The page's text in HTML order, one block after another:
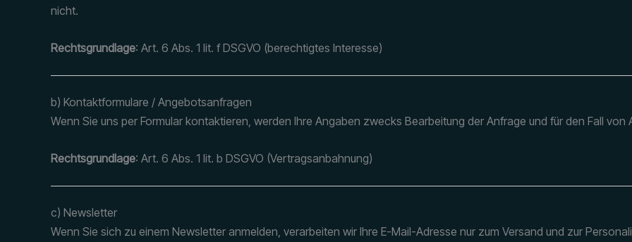
nicht.
Rechtsgrundlage: Art. 6 Abs. 1 lit. f DSGVO (berechtigtes Interesse)
b) Kontaktformulare / Angebotsanfragen
Wenn Sie uns per Formular kontaktieren, werden Ihre Angaben zwecks Bearbeitung der Anfrage und für den Fall
Rechtsgrundlage: Art. 6 Abs. 1 lit. b DSGVO (Vertragsanbahnung)
c) Newsletter
Wenn Sie sich zu einem Newsletter anmelden, verarbeiten wir Ihre E-Mail-Adresse nur zum Versand und zur